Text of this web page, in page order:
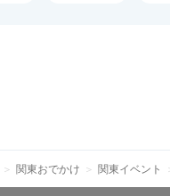
関東おでかけ 関東イベント